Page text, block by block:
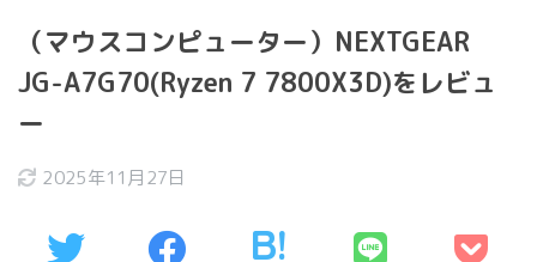
（マウスコンピューター）NEXTGEAR
JG-A7G70(Ryzen 7 7800X3D)をレビュ
ー
2025年11月27日